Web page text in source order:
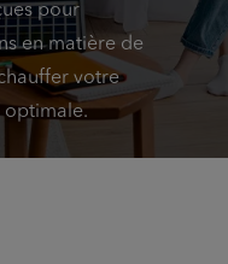
pour
en matière de
votre
optimale.